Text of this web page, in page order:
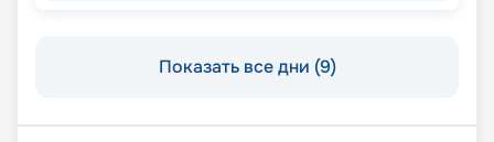
Показать все дни (9)